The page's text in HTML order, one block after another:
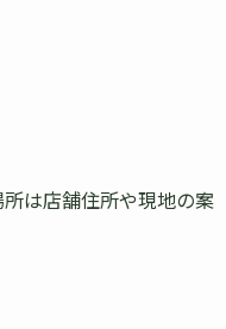
は店舗住所や現地の案